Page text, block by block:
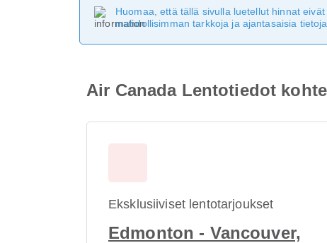
Huomaa, että tällä sivulla luetellut hinnat
mahdollisimman tarkkoja ja ajantasaisia tietoja.
Air Canada Lentotiedot
Eksklusiiviset lentotarjoukset
Edmonton - Vancouver,